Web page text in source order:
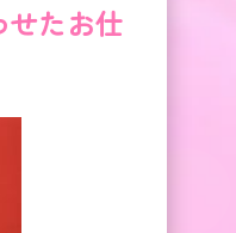
せたお仕